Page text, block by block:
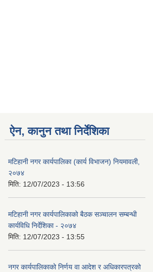
ऐन, कानुन तथा निर्देशिका
मटिहानी नगर कार्यपालिका (कार्य विभाजन) नियमावली,
२०७४
मिति: 12/07/2023 - 13:56
मटिहानी नगर कार्यपालिकाको बैठक सञ्चालन सम्बन्धी
कार्यविधि निर्देशिका - २०७४
मिति: 12/07/2023 - 13:55
नगर कार्यपालिकाको निर्णय वा आदेश र अधिकारपत्रको